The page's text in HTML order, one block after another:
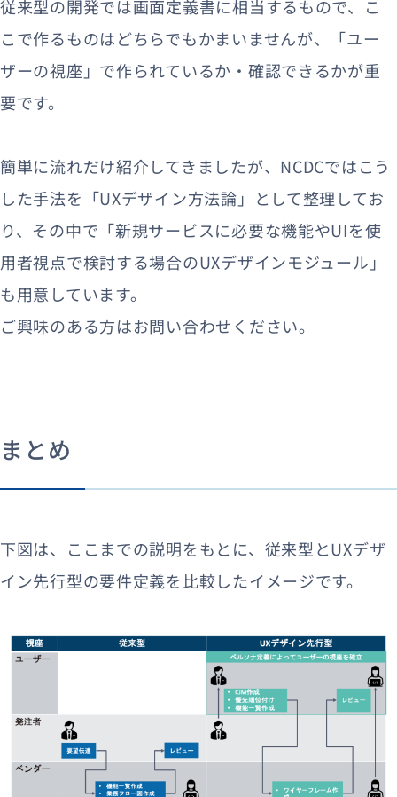
従来型の開発では画面定義書に相当するもので、こ
こで作るものはどちらでもかまいませんが、「ユー
ザーの視座」で作られているか・確認できるかが重
要です。
簡単に流れだけ紹介してきましたが、NCDCではこう
した手法を「UXデザイン方法論」として整理してお
り、その中で「新規サービスに必要な機能やUIを使
用者視点で検討する場合のUXデザインモジュール​​」
も用意しています。
ご興味のある方はお問い合わせください。
まとめ
下図は、ここまでの説明をもとに、従来型とUXデザ
イン先行型の要件定義を比較したイメージです。